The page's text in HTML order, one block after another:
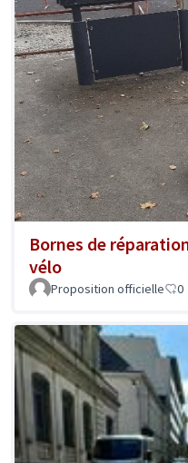
Bornes de
vélo
Proposition officielle 0